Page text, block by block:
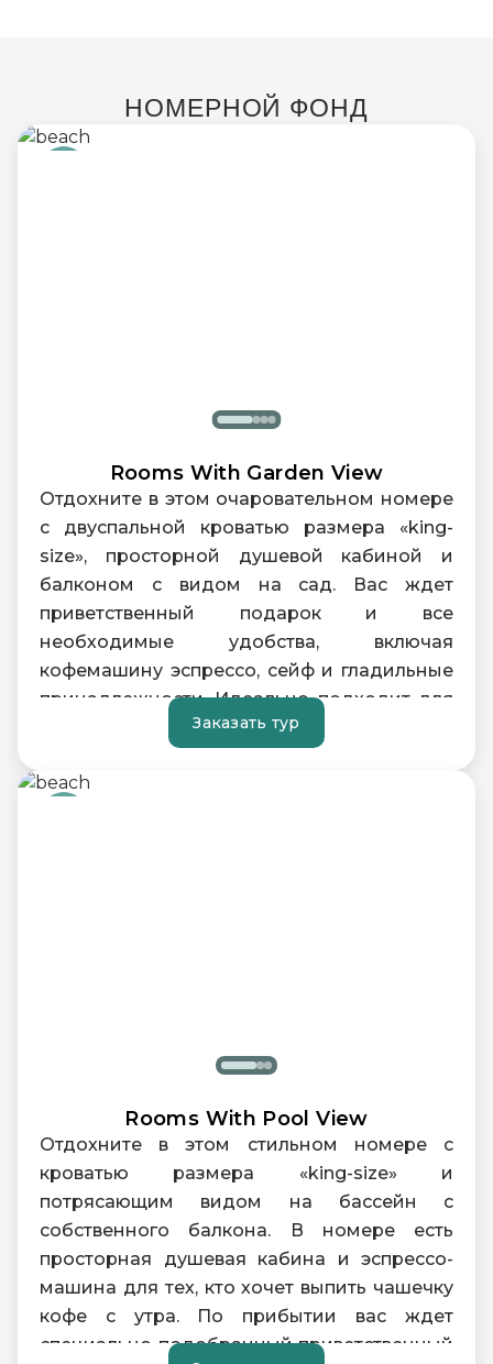
НОМЕРНОЙ ФОНД
Rooms With Garden View
Отдохните в этом очаровательном номере
с двуспальной кроватью размера «king-
size», просторной душевой кабиной и
балконом с видом на сад. Вас ждет
приветственный подарок и все
необходимые удобства, включая
кофемашину эспрессо, сейф и гладильные
принадлежности. Идеально подходит для
приятного отдыха вдвоем.
Площадь: 40 м²
Максимальное размещение: 2 человека
Заказать тур
Rooms With Pool View
Отдохните в этом стильном номере с
кроватью размера «king-size» и
потрясающим видом на бассейн с
собственного балкона. В номере есть
просторная душевая кабина и эспрессо-
машина для тех, кто хочет выпить чашечку
кофе с утра. По прибытии вас ждет
специально подобранный приветственный